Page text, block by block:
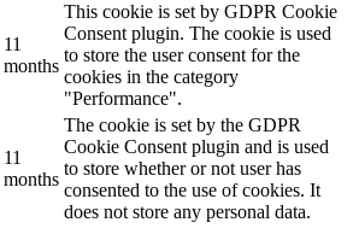
11
months
This cookie is set by GDPR Cookie
Consent plugin. The cookie is used
to store the user consent for the
cookies in the category
"Performance".
11
months
The cookie is set by the GDPR
Cookie Consent plugin and is used
to store whether or not user has
consented to the use of cookies. It
does not store any personal data.